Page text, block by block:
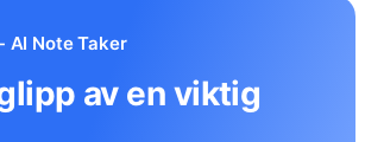
AI Note Taker
av en viktig